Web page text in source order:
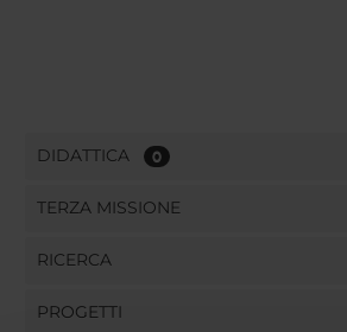
DIDATTICA 0
TERZA MISSIONE
RICERCA
PROGETTI